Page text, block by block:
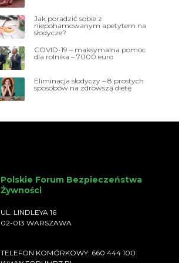
Jak poradzić sobie z
niepohamowanym apetytem na
słodycze?
COVID-19 – maksymalna pomoc
dla rolnika – 7000 euro
Eliminacja słodyczy – 8 prostych
sposobów na zdrowszą dietę
Polskie Forum Bezpieczeństwa
Żywności
UL. LINDLEYA 16
02-013 WARSZAWA
TELEFON KOMÓRKOWY: 660 444 100